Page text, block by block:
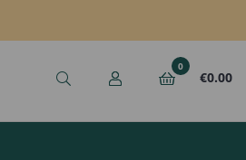
0
€0.00